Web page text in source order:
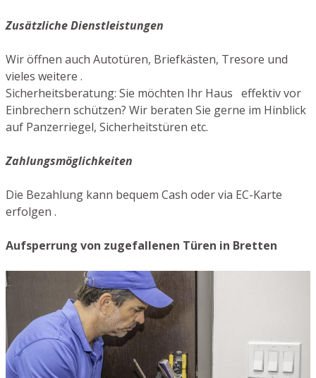
Zusätzliche Dienstleistungen
Wir öffnen auch Autotüren, Briefkästen, Tresore und
vieles weitere .
Sicherheitsberatung: Sie möchten Ihr Haus effektiv vor
Einbrechern schützen? Wir beraten Sie gerne im Hinblick
auf Panzerriegel, Sicherheitstüren etc.
Zahlungsmöglichkeiten
Die Bezahlung kann bequem Cash oder via EC-Karte
erfolgen .
Aufsperrung von zugefallenen Türen in Bretten